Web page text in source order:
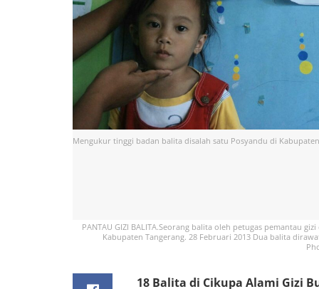
Mengukur tinggi badan balita disalah satu Posyandu di
PANTAU GIZI BALITA.Seorang balita oleh petugas pemantau
Kabupaten Tangerang. 28 Februari 2013 Dua balita
18 Balita di Cikupa Alami Gizi